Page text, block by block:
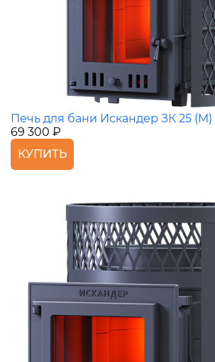
Печь для бани Искандер ЗК 25 (M)
69 300 ₽
КУПИТЬ